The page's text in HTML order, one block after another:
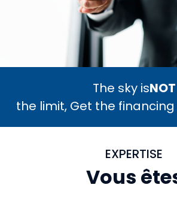
The sky isNOT
the limit, Get the
EXPERTISE
Vous